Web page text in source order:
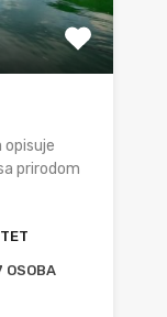
opisuje
prirodom
OSOBA